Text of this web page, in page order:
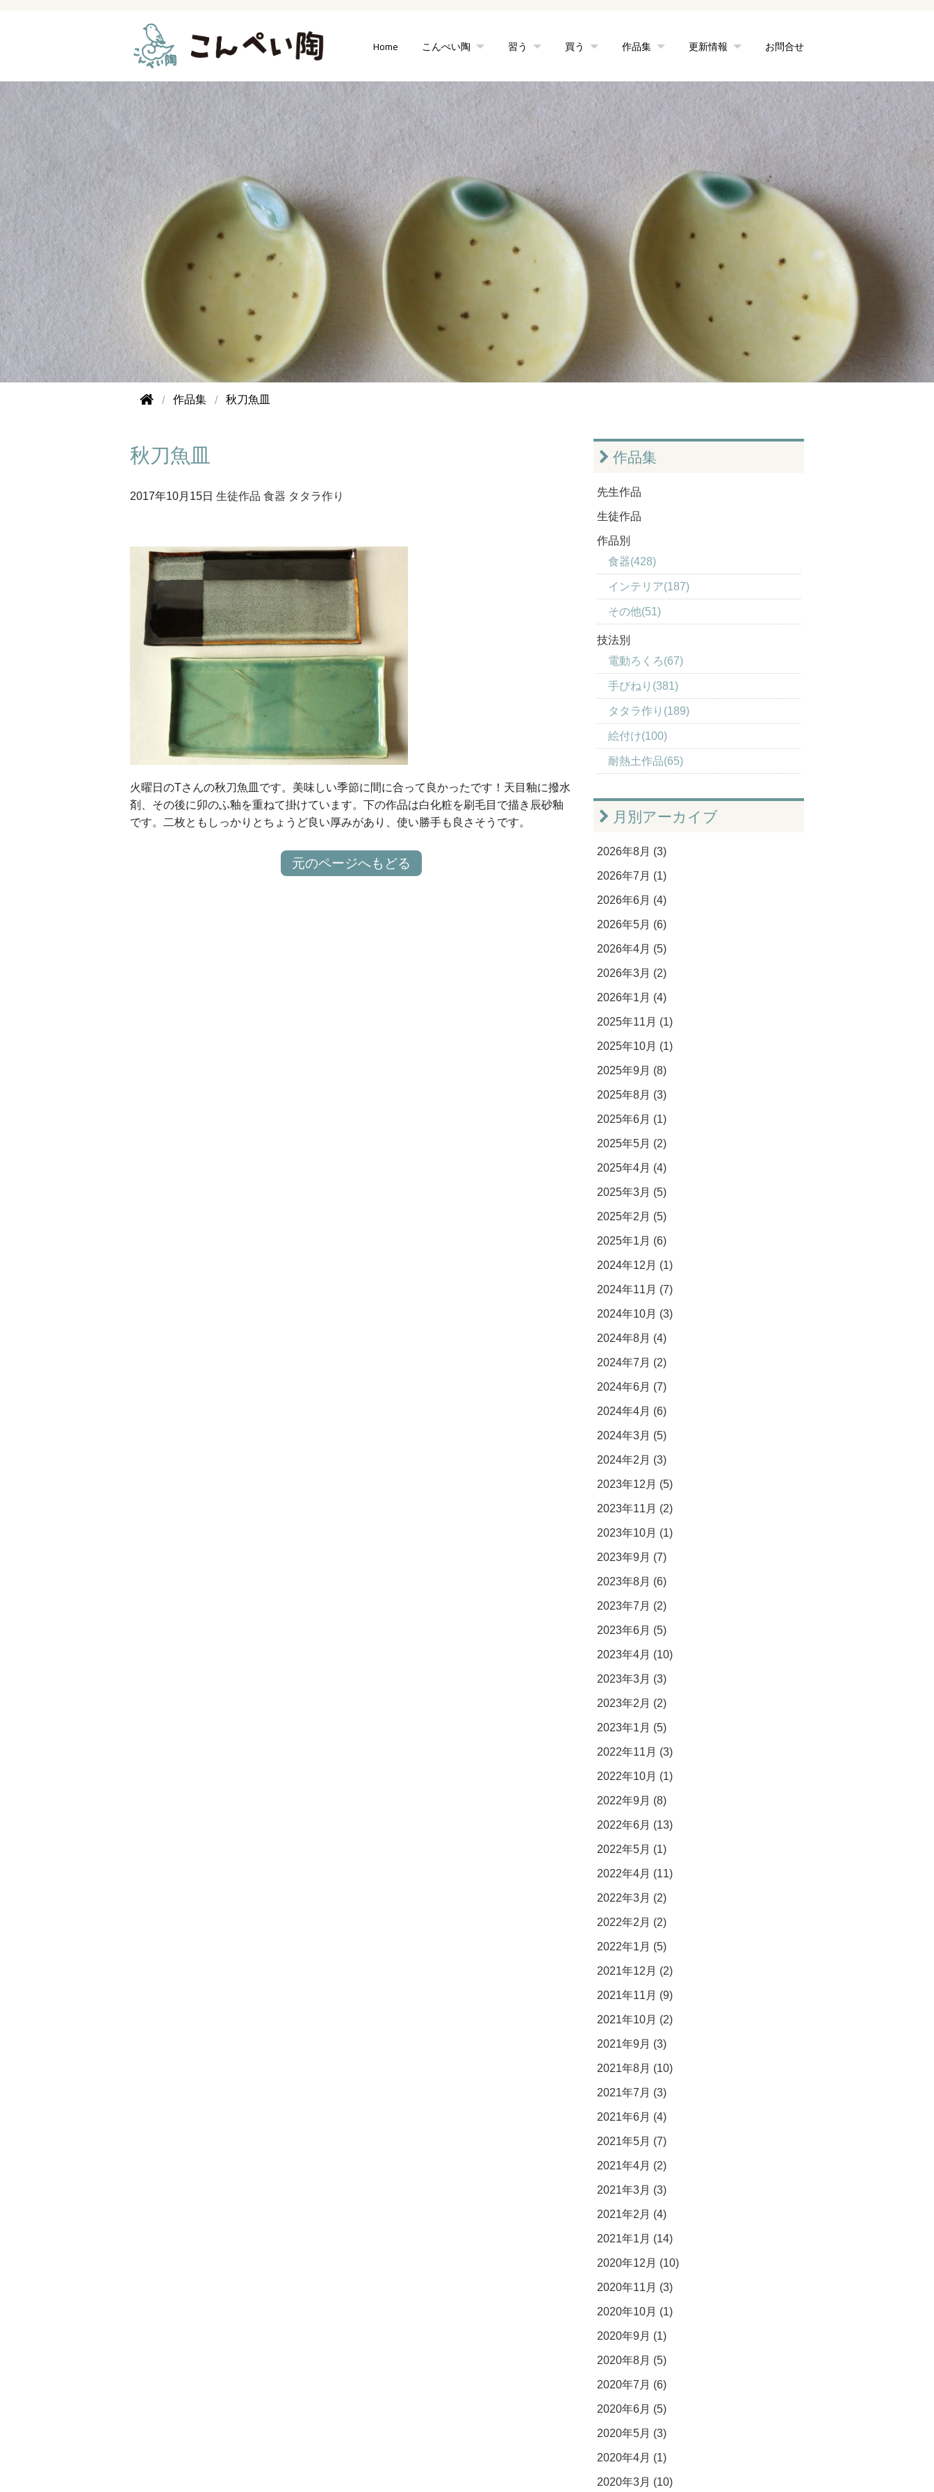
Home こんぺい陶 習う 買う 作品集 更新情報 お問合せ
作品集 秋刀魚皿
秋刀魚皿
2017年10月15日 生徒作品 食器 タタラ作り
火曜日のTさんの秋刀魚皿です。美味しい季節に間に合って良かったです！天目釉に撥水
剤、その後に卯のふ釉を重ねて掛けています。下の作品は白化粧を刷毛目で描き辰砂釉
です。二枚ともしっかりとちょうど良い厚みがあり、使い勝手も良さそうです。
元のページへもどる
作品集
先生作品
生徒作品
作品別
食器(428)
インテリア(187)
その他(51)
技法別
電動ろくろ(67)
手びねり(381)
タタラ作り(189)
絵付け(100)
耐熱土作品(65)
月別アーカイブ
2026年8月 (3)
2026年7月 (1)
2026年6月 (4)
2026年5月 (6)
2026年4月 (5)
2026年3月 (2)
2026年1月 (4)
2025年11月 (1)
2025年10月 (1)
2025年9月 (8)
2025年8月 (3)
2025年6月 (1)
2025年5月 (2)
2025年4月 (4)
2025年3月 (5)
2025年2月 (5)
2025年1月 (6)
2024年12月 (1)
2024年11月 (7)
2024年10月 (3)
2024年8月 (4)
2024年7月 (2)
2024年6月 (7)
2024年4月 (6)
2024年3月 (5)
2024年2月 (3)
2023年12月 (5)
2023年11月 (2)
2023年10月 (1)
2023年9月 (7)
2023年8月 (6)
2023年7月 (2)
2023年6月 (5)
2023年4月 (10)
2023年3月 (3)
2023年2月 (2)
2023年1月 (5)
2022年11月 (3)
2022年10月 (1)
2022年9月 (8)
2022年6月 (13)
2022年5月 (1)
2022年4月 (11)
2022年3月 (2)
2022年2月 (2)
2022年1月 (5)
2021年12月 (2)
2021年11月 (9)
2021年10月 (2)
2021年9月 (3)
2021年8月 (10)
2021年7月 (3)
2021年6月 (4)
2021年5月 (7)
2021年4月 (2)
2021年3月 (3)
2021年2月 (4)
2021年1月 (14)
2020年12月 (10)
2020年11月 (3)
2020年10月 (1)
2020年9月 (1)
2020年8月 (5)
2020年7月 (6)
2020年6月 (5)
2020年5月 (3)
2020年4月 (1)
2020年3月 (10)